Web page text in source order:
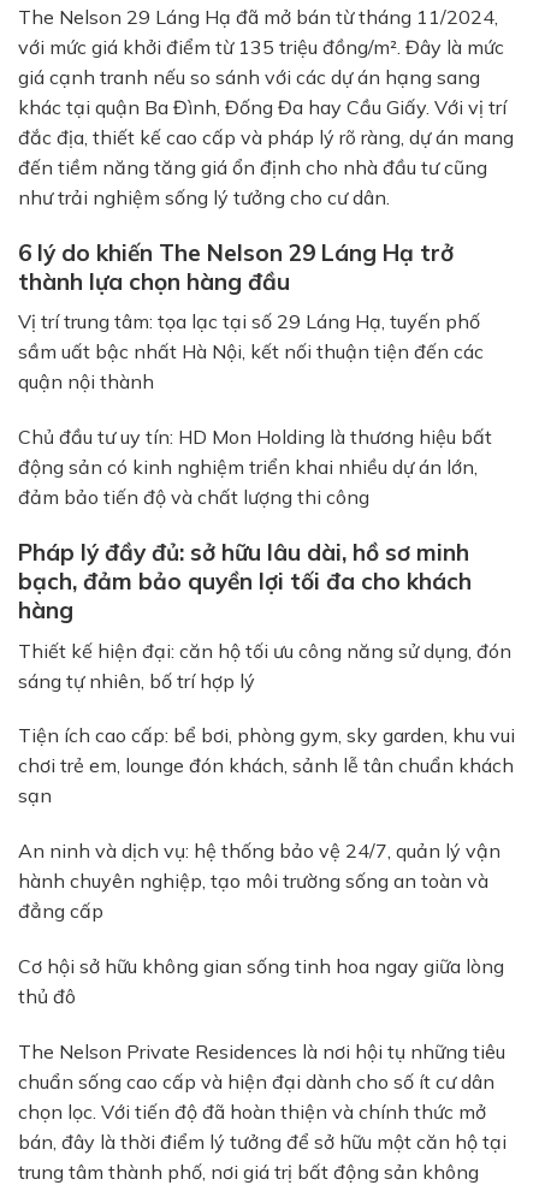
The Nelson 29 Láng Hạ đã mở bán từ tháng 11/2024,
với mức giá khởi điểm từ 135 triệu đồng/m². Đây là mức
giá cạnh tranh nếu so sánh với các dự án hạng sang
khác tại quận Ba Đình, Đống Đa hay Cầu Giấy. Với vị trí
đắc địa, thiết kế cao cấp và pháp lý rõ ràng, dự án mang
đến tiềm năng tăng giá ổn định cho nhà đầu tư cũng
như trải nghiệm sống lý tưởng cho cư dân.
6 lý do khiến The Nelson 29 Láng Hạ trở
thành lựa chọn hàng đầu
Vị trí trung tâm: tọa lạc tại số 29 Láng Hạ, tuyến phố
sầm uất bậc nhất Hà Nội, kết nối thuận tiện đến các
quận nội thành
Chủ đầu tư uy tín: HD Mon Holding là thương hiệu bất
động sản có kinh nghiệm triển khai nhiều dự án lớn,
đảm bảo tiến độ và chất lượng thi công
Pháp lý đầy đủ: sở hữu lâu dài, hồ sơ minh
bạch, đảm bảo quyền lợi tối đa cho khách
hàng
Thiết kế hiện đại: căn hộ tối ưu công năng sử dụng, đón
sáng tự nhiên, bố trí hợp lý
Tiện ích cao cấp: bể bơi, phòng gym, sky garden, khu vui
chơi trẻ em, lounge đón khách, sảnh lễ tân chuẩn khách
sạn
An ninh và dịch vụ: hệ thống bảo vệ 24/7, quản lý vận
hành chuyên nghiệp, tạo môi trường sống an toàn và
đẳng cấp
Cơ hội sở hữu không gian sống tinh hoa ngay giữa lòng
thủ đô
The Nelson Private Residences là nơi hội tụ những tiêu
chuẩn sống cao cấp và hiện đại dành cho số ít cư dân
chọn lọc. Với tiến độ đã hoàn thiện và chính thức mở
bán, đây là thời điểm lý tưởng để sở hữu một căn hộ tại
trung tâm thành phố, nơi giá trị bất động sản không